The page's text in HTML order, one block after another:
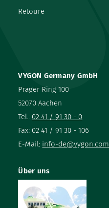
VYGON Germany GmbH
Prager Ring 100
52070 Aachen
Tel.: 02 41 / 91 30 - 0
Fax: 02 41 / 91 30 - 106
E-Mail: info-de@vygon.com
Retoure
Über uns